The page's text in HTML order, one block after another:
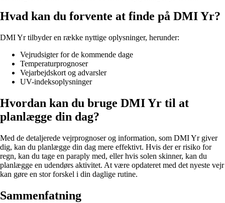
Hvad kan du forvente at finde på DMI Yr?
DMI Yr tilbyder en række nyttige oplysninger, herunder:
Vejrudsigter for de kommende dage
Temperaturprognoser
Vejarbejdskort og advarsler
UV-indeksoplysninger
Hvordan kan du bruge DMI Yr til at
planlægge din dag?
Med de detaljerede vejrprognoser og information, som DMI Yr giver
dig, kan du planlægge din dag mere effektivt. Hvis der er risiko for
regn, kan du tage en paraply med, eller hvis solen skinner, kan du
planlægge en udendørs aktivitet. At være opdateret med det nyeste vejr
kan gøre en stor forskel i din daglige rutine.
Sammenfatning